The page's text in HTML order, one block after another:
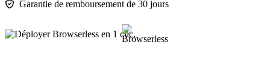
Garantie de remboursement de 30 jours